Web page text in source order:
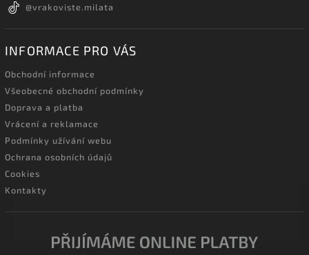
@vrakoviste.milata
INFORMACE PRO VÁS
Obchodní informace
Všeobecné obchodní podmínky
Doprava a platba
Vrácení a reklamace
Podmínky užívání webu
Ochrana osobních údajů
Cookies
Kontakty